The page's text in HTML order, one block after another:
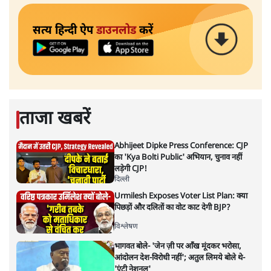
सत्य हिन्दी ऐपडाउनलोडकरें
ताजा खबरें
Abhijeet Dipke Press Conference: CJP
का 'Kya Bolti Public' अभियान, चुनाव नहीं
लड़ेगी CJP!
दिल्ली
Urmilesh Exposes Voter List Plan: क्या
पिछड़ों और दलितों का वोट काट देगी BJP?
विश्लेषण
भागवत बोले- 'जेन ज़ी पर आँख मूंदकर भरोसा,
आंदोलन देश-विरोधी नहीं'; अतुल लिमये बोले थे-